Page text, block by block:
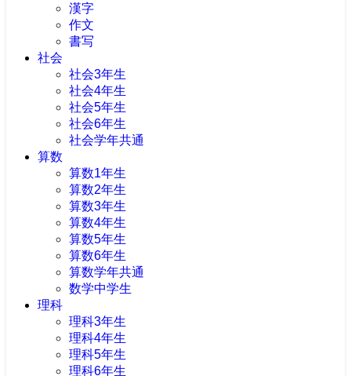
漢字
作文
書写
社会
社会3年生
社会4年生
社会5年生
社会6年生
社会学年共通
算数
算数1年生
算数2年生
算数3年生
算数4年生
算数5年生
算数6年生
算数学年共通
数学中学生
理科
理科3年生
理科4年生
理科5年生
理科6年生